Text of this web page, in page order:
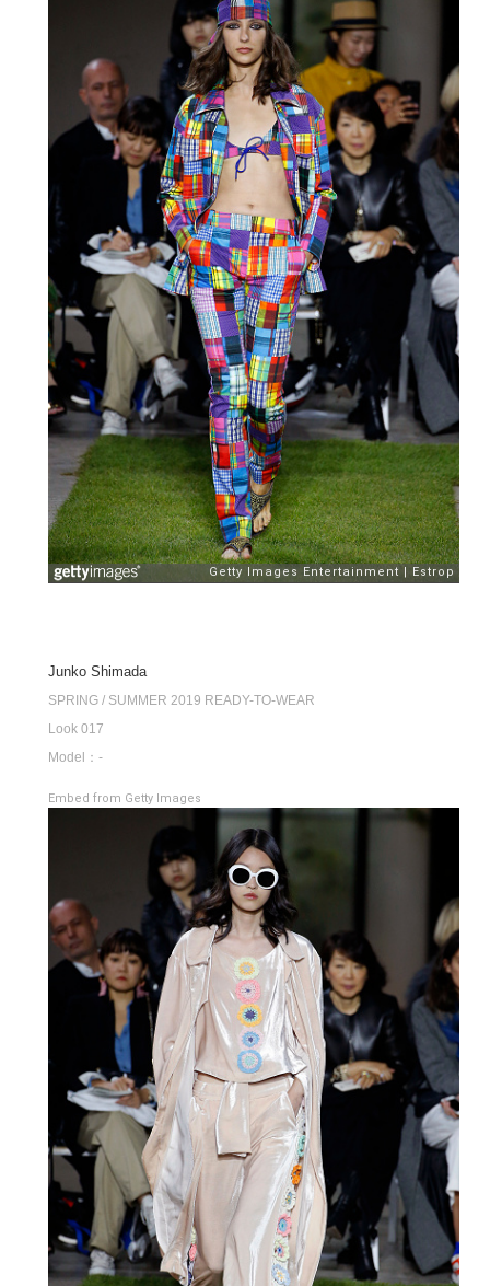
Junko Shimada
SPRING / SUMMER 2019 READY-TO-WEAR
Look 017
Model：-
Embed from Getty Images